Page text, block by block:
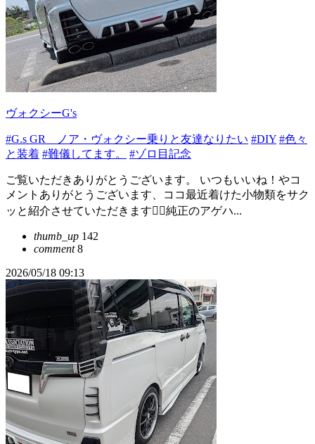
ヴォクシーG's
#G.s GR ノア・ヴォクシー乗りと友達なりたい #DIY #色々
と装着 #難儀してます。 #ゾロ目記念
ご覧いただきありがとうございます。 いつもいいね！やコ
メントありがとうございます、ココ最近着けた小物類をサク
ッと紹介させていただきます🙇‍♀️純正のアゲハ...
thumb_up 142
comment8
2026/05/18 09:13